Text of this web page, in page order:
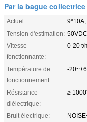
Par la bague
Actuel:
Tension d'estimation: 50VDC
Vitesse
fonctionnante:
0-20 t/
Température de
fonctionnement:
-
Résistance
diélectrique:
≥
Bruit électrique: